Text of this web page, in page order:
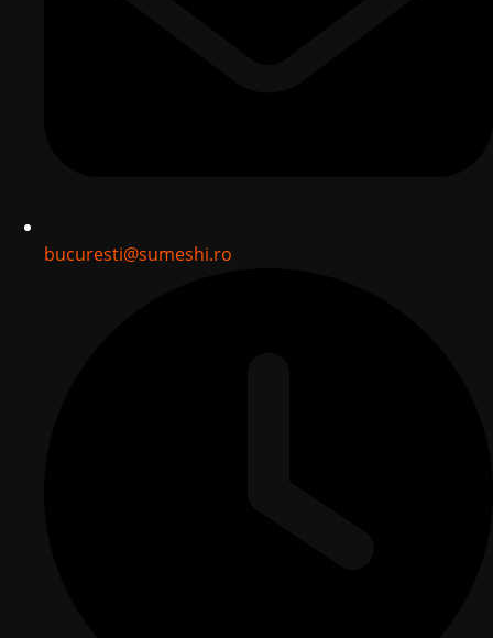
bucuresti@sumeshi.ro